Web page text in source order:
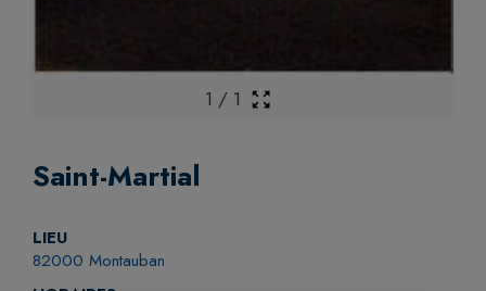
1 / 1
Saint-Martial
LIEU
82000 Montauban